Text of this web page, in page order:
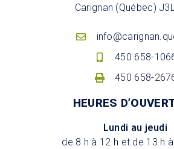
Carignan (Québec)
450 658-
450 658-
HEURES
Lundi au jeudi
de 8 h à 12 h et de 13 h